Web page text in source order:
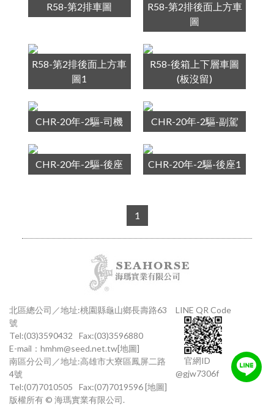
R58-第2排車圖
R58-第2排後面上方車
圖
R58-第2排後面上方車
圖1
R58-後箱上下層車圖
(板沒留)
CHR-20年-2驅-司機 CHR-20年-2驅-副駕
CHR-20年-2驅-後座 CHR-20年-2驅-後座1
1
北區總公司／地址:桃園縣龜山鄉長壽路63
號
Tel:(03)3590432
Fax:(03)3596880
E-mail： hmhm@seed.net.tw[地圖]
南區分公司／地址:高雄市大寮區鳳屏二路
4號
Tel:(07)7010505
Fax:(07)7019596[地圖]
版權所有 © 海瑪實業有限公司.
LINE QR Code
官網ID
@gjw7306f